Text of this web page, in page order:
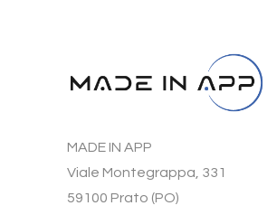
MADE IN APP
Viale Montegrappa, 331
59100 Prato (PO)